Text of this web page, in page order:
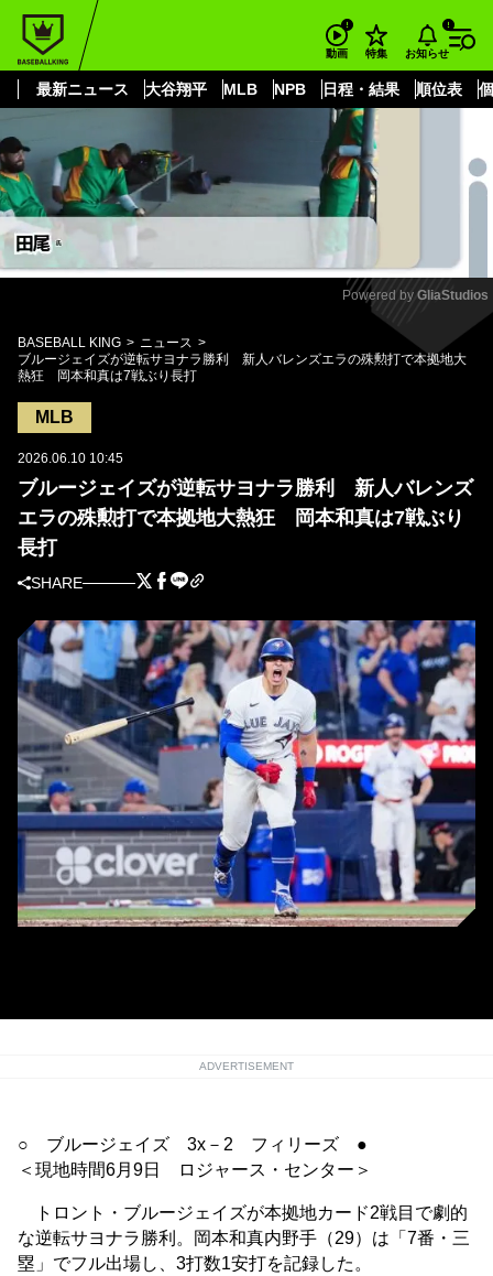
動画 特集 お知らせ
最新ニュース 大谷翔平 MLB NPB 日程・結果 順位表
もっと見る
Mute
Powered by GliaStudios
BASEBALL KING
ニュース
ブルージェイズが逆転サヨナラ勝利 新人バレンズエラの殊勲打で本拠地大
熱狂 岡本和真は7戦ぶり長打
MLB
2026.06.10 10:45
ブルージェイズが逆転サヨナラ勝利 新人バレンズ
エラの殊勲打で本拠地大熱狂 岡本和真は7戦ぶり
長打
SHARE
ADVERTISEMENT
○ ブルージェイズ 3x－2 フィリーズ ●
＜現地時間6月9日 ロジャース・センター＞
トロント・ブルージェイズが本拠地カード2戦目で劇的
な逆転サヨナラ勝利。岡本和真内野手（29）は「7番・三
塁」でフル出場し、3打数1安打を記録した。